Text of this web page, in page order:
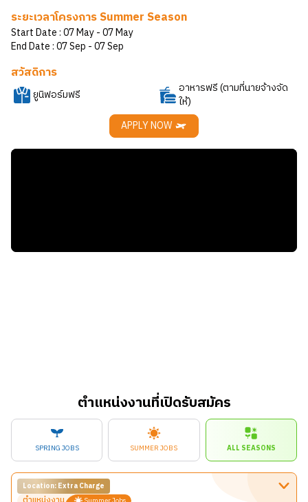
ระยะเวลาโครงการ Summer Season
Start Date :07 May- 07 May
End Date :07 Sep - 07 Sep
สวัสดิการ
ยูนิฟอร์มฟรี
อาหารฟรี (ตามที่นายจ้างจัด
ให้)
APPLY NOW
ตำแหน่งงานที่เปิดรับสมัคร
SPRING JOBS SUMMER JOBS ALL SEASONS
Location: Extra Charge